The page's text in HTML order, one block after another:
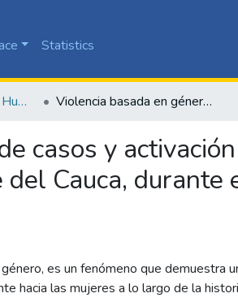
Statistics
Maestría en Derechos Humanos y Cultura de Paz Violencia basada en género: Registro de casos y activación de las rutas de atención en el departamento del Valle del Cauca, durante el periodo correspondiente a la pandemia
casos y
Cauca, durante
es un fenómeno que demuestra
hacia las mujeres a lo largo de la